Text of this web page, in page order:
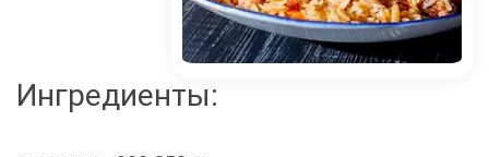
Ингредиенты: